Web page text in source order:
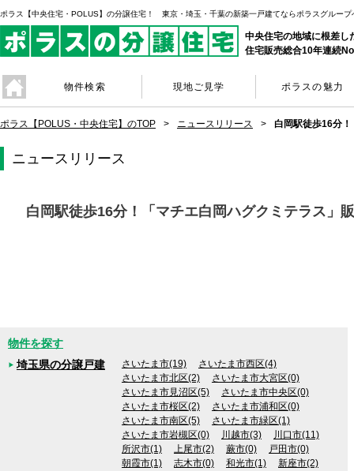
ポラス【中央住宅・POLUS】の分譲住宅！ 東京・埼玉・千葉の新築一戸建てならポラスグループ
中央住宅の地域に根差し
住宅販売総合10年連続
物件検索 現地ご見学 ポラスの魅力
ポラス【POLUS・中央住宅】のTOP ニュースリリース 白岡駅徒歩16分
ニュースリリース
白岡駅徒歩16分！「マチエ白岡ハグクミテラス」
物件を探す
埼玉県の分譲戸建
さいたま市(19)
さいたま市西区(4)
さいたま市北区(2)
さいたま市大宮区(0)
さいたま市見沼区(5)
さいたま市中央区(0)
さいたま市桜区(2)
さいたま市浦和区(0)
さいたま市南区(5)
さいたま市緑区(1)
さいたま市岩槻区(0)
川越市(3)
川口市(11)
所沢市(1)
上尾市(2) 蕨市(0)
戸田市(0)
朝霞市(1)
志木市(0) 和光市(1)
新座市(2)